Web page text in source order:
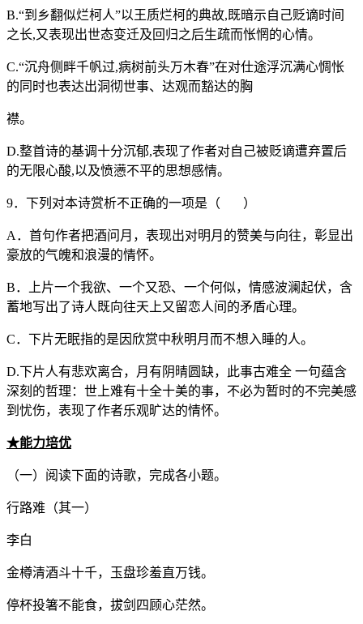
B.“到乡翻似烂柯人”以王质烂柯的典故,既暗示自己贬谪时间
之长,又表现出世态变迁及回归之后生疏而怅惘的心情。
C.“沉舟侧畔千帆过,病树前头万木春”在对仕途浮沉满心惆怅
的同时也表达出洞彻世事、达观而豁达的胸
襟。
D.整首诗的基调十分沉郁,表现了作者对自己被贬谪遭弃置后
的无限心酸,以及愤懑不平的思想感情。
9．下列对本诗赏析不正确的一项是（ ）
A．首句作者把酒问月，表现出对明月的赞美与向往，彰显出
豪放的气魄和浪漫的情怀。
B．上片一个我欲、一个又恐、一个何似，情感波澜起伏，含
蓄地写出了诗人既向往天上又留恋人间的矛盾心理。
C．下片无眠指的是因欣赏中秋明月而不想入睡的人。
D.下片人有悲欢离合，月有阴晴圆缺，此事古难全 一句蕴含
深刻的哲理：世上难有十全十美的事，不必为暂时的不完美感
到忧伤，表现了作者乐观旷达的情怀。
★能力培优
（一）阅读下面的诗歌，完成各小题。
行路难（其一）
李白
金樽清酒斗十千，玉盘珍羞直万钱。
停杯投箸不能食，拔剑四顾心茫然。